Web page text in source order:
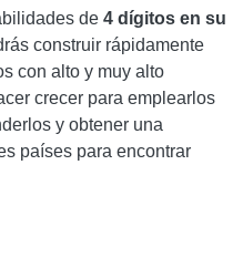
de 4 dígitos en su
construir rápidamente
con alto y muy alto
crecer para emplearlos
y obtener una
países para encontrar